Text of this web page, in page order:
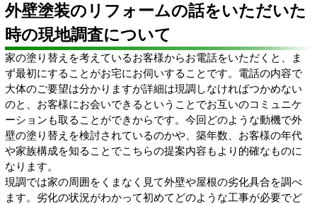
外壁塗装のリフォームの話をいただいた
時の現地調査について
家の塗り替えを考えているお客様からお電話をいただくと、ま
ず最初にすることがお宅にお伺いすることです。電話の内容で
大体のご要望は分かりますが詳細は現調しなければつかめない
のと、お客様にお会いできるということでお互いのコミュニケ
ーションも取ることができからです。今回どのような動機で外
壁の塗り替えを検討されているのかや、築年数、お客様の年代
や家族構成を知ることでこちらの提案内容もより的確なものに
なります。
現調では家の周囲をくまなく見て外壁や屋根の劣化具合を調べ
ます。劣化の状況がわかって初めてどのような工事が必要でど